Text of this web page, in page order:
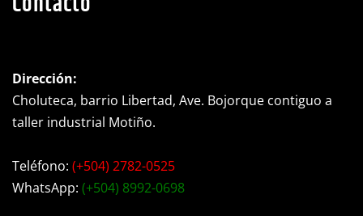
Dirección:
Choluteca, barrio Libertad, Ave. Bojorque contiguo a
taller industrial Motiño.
Teléfono: (+504) 2782-0525
WhatsApp: (+504) 8992-0698